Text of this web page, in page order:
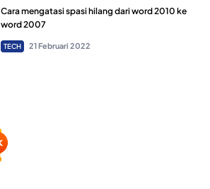
Cara mengatasi spasi hilang dari word 2010 ke
word 2007
TECH 21 Februari 2022